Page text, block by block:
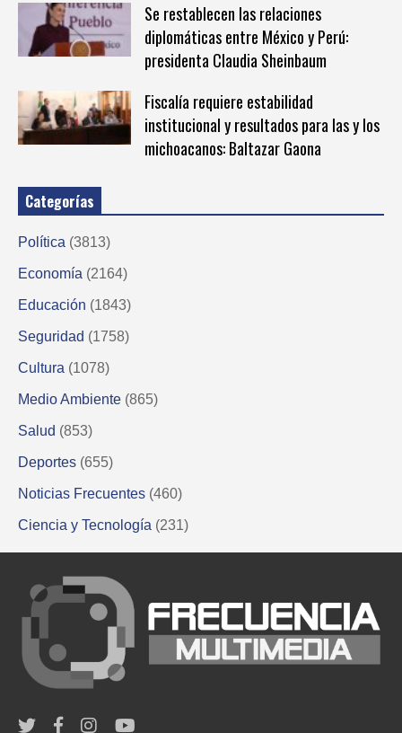
Se restablecen las relaciones
diplomáticas entre México y Perú:
presidenta Claudia Sheinbaum
Fiscalía requiere estabilidad
institucional y resultados para las y los
michoacanos: Baltazar Gaona
Categorías
Política (3813)
Economía (2164)
Educación (1843)
Seguridad (1758)
Cultura (1078)
Medio Ambiente (865)
Salud (853)
Deportes (655)
Noticias Frecuentes (460)
Ciencia y Tecnología (231)